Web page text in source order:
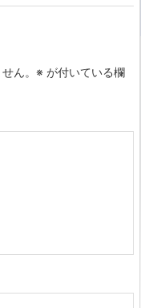
ん。 ※ が付いている欄